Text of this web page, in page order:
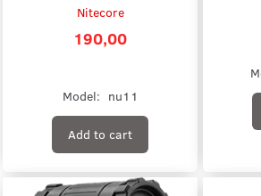
Nitecore
190,00
Model: nu11
Add to cart